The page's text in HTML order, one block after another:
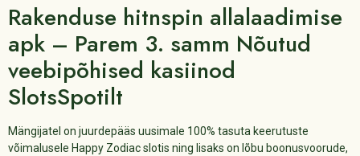
Rakenduse hitnspin allalaadimise
apk – Parem 3. samm Nõutud
veebipõhised kasiinod
SlotsSpotilt
Mängijatel on juurdepääs uusimale 100% tasuta keerutuste
võimalusele Happy Zodiac slotis ning lisaks on lõbu boonusvoorude,